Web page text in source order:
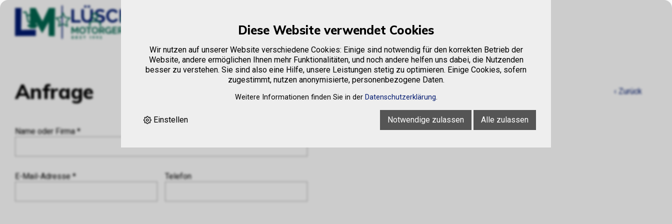
Home Firma Sortiment Occasionen Vermietung Kontakt Tipps
‹ Zurück
Anfrage
Name oder Firma *
E-Mail-Adresse * Telefon
Diese Website verwendet Cookies
Wir nutzen auf unserer Website verschiedene Cookies: Einige sind notwendig für den korrekten Betrieb der
Website, andere ermöglichen Ihnen mehr Funktionalitäten, und noch andere helfen uns dabei, die Nutzenden
besser zu verstehen. Sie sind also eine Hilfe, unsere Leistungen stetig zu optimieren. Einige Cookies, sofern
zugestimmt, nutzen anonymisierte, personenbezogene Daten.
Weitere Informationen finden Sie in der Datenschutzerklärung.
Einstellen Notwendige zulassen Alle zulassen